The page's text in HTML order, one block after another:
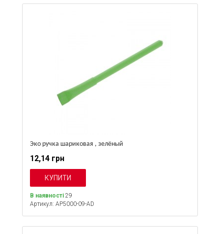
Эко ручка шариковая , зелёный
12,14 грн
В наявності 29
Артикул: AP5000-09-AD